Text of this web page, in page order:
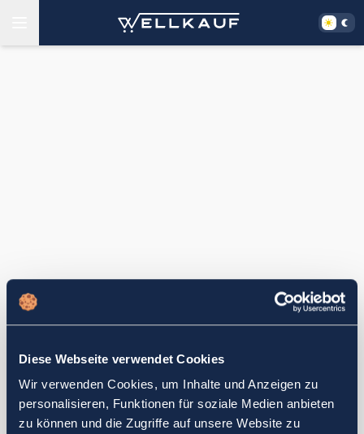
Diese Webseite verwendet Cookies
Wir verwenden Cookies, um Inhalte und Anzeigen zu
personalisieren, Funktionen für soziale Medien anbieten
zu können und die Zugriffe auf unsere Website zu